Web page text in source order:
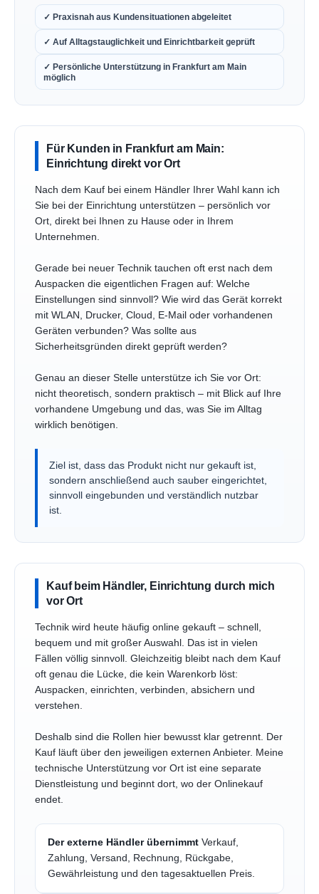
✓ Praxisnah aus Kundensituationen abgeleitet
✓ Auf Alltagstauglichkeit und Einrichtbarkeit geprüft
✓ Persönliche Unterstützung in Frankfurt am Main
möglich
Für Kunden in Frankfurt am Main:
Einrichtung direkt vor Ort
Nach dem Kauf bei einem Händler Ihrer Wahl kann ich
Sie bei der Einrichtung unterstützen – persönlich vor
Ort, direkt bei Ihnen zu Hause oder in Ihrem
Unternehmen.
Gerade bei neuer Technik tauchen oft erst nach dem
Auspacken die eigentlichen Fragen auf: Welche
Einstellungen sind sinnvoll? Wie wird das Gerät korrekt
mit WLAN, Drucker, Cloud, E-Mail oder vorhandenen
Geräten verbunden? Was sollte aus
Sicherheitsgründen direkt geprüft werden?
Genau an dieser Stelle unterstütze ich Sie vor Ort:
nicht theoretisch, sondern praktisch – mit Blick auf Ihre
vorhandene Umgebung und das, was Sie im Alltag
wirklich benötigen.
Ziel ist, dass das Produkt nicht nur gekauft ist,
sondern anschließend auch sauber eingerichtet,
sinnvoll eingebunden und verständlich nutzbar
ist.
Kauf beim Händler, Einrichtung durch mich
vor Ort
Technik wird heute häufig online gekauft – schnell,
bequem und mit großer Auswahl. Das ist in vielen
Fällen völlig sinnvoll. Gleichzeitig bleibt nach dem Kauf
oft genau die Lücke, die kein Warenkorb löst:
Auspacken, einrichten, verbinden, absichern und
verstehen.
Deshalb sind die Rollen hier bewusst klar getrennt. Der
Kauf läuft über den jeweiligen externen Anbieter. Meine
technische Unterstützung vor Ort ist eine separate
Dienstleistung und beginnt dort, wo der Onlinekauf
endet.
Der externe Händler übernimmt Verkauf,
Zahlung, Versand, Rechnung, Rückgabe,
Gewährleistung und den tagesaktuellen Preis.